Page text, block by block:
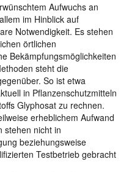
Aufwuchs an
im Hinblick auf
Notwendigkeit. Es stehen
örtlichen
Bekämpfungsmöglichkeiten
steht die
So ist etwa
in Pflanzenschutzmitteln
Glyphosat zu rechnen.
erheblichem Aufwand
stehen nicht in
beziehungsweise
Testbetrieb gebracht